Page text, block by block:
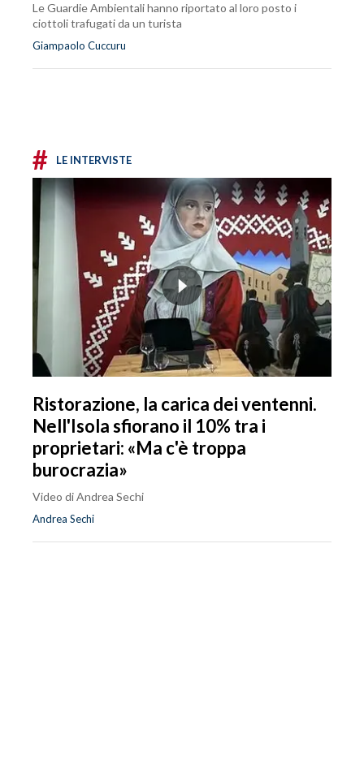
Le Guardie Ambientali hanno riportato al loro posto i
ciottoli trafugati da un turista
Giampaolo Cuccuru
# LE INTERVISTE
Ristorazione, la carica dei ventenni.
Nell'Isola sfiorano il 10% tra i
proprietari: «Ma c'è troppa
burocrazia»
Video di Andrea Sechi
Andrea Sechi